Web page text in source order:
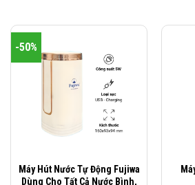
-50%
Máy Hút Nước Tự Động Fujiwa
Dùng Cho Tất Cả Nước Bình,